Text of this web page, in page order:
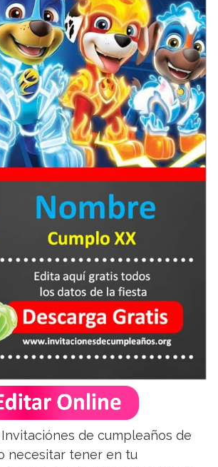
de cumpleaños de
necesitar tener en tu